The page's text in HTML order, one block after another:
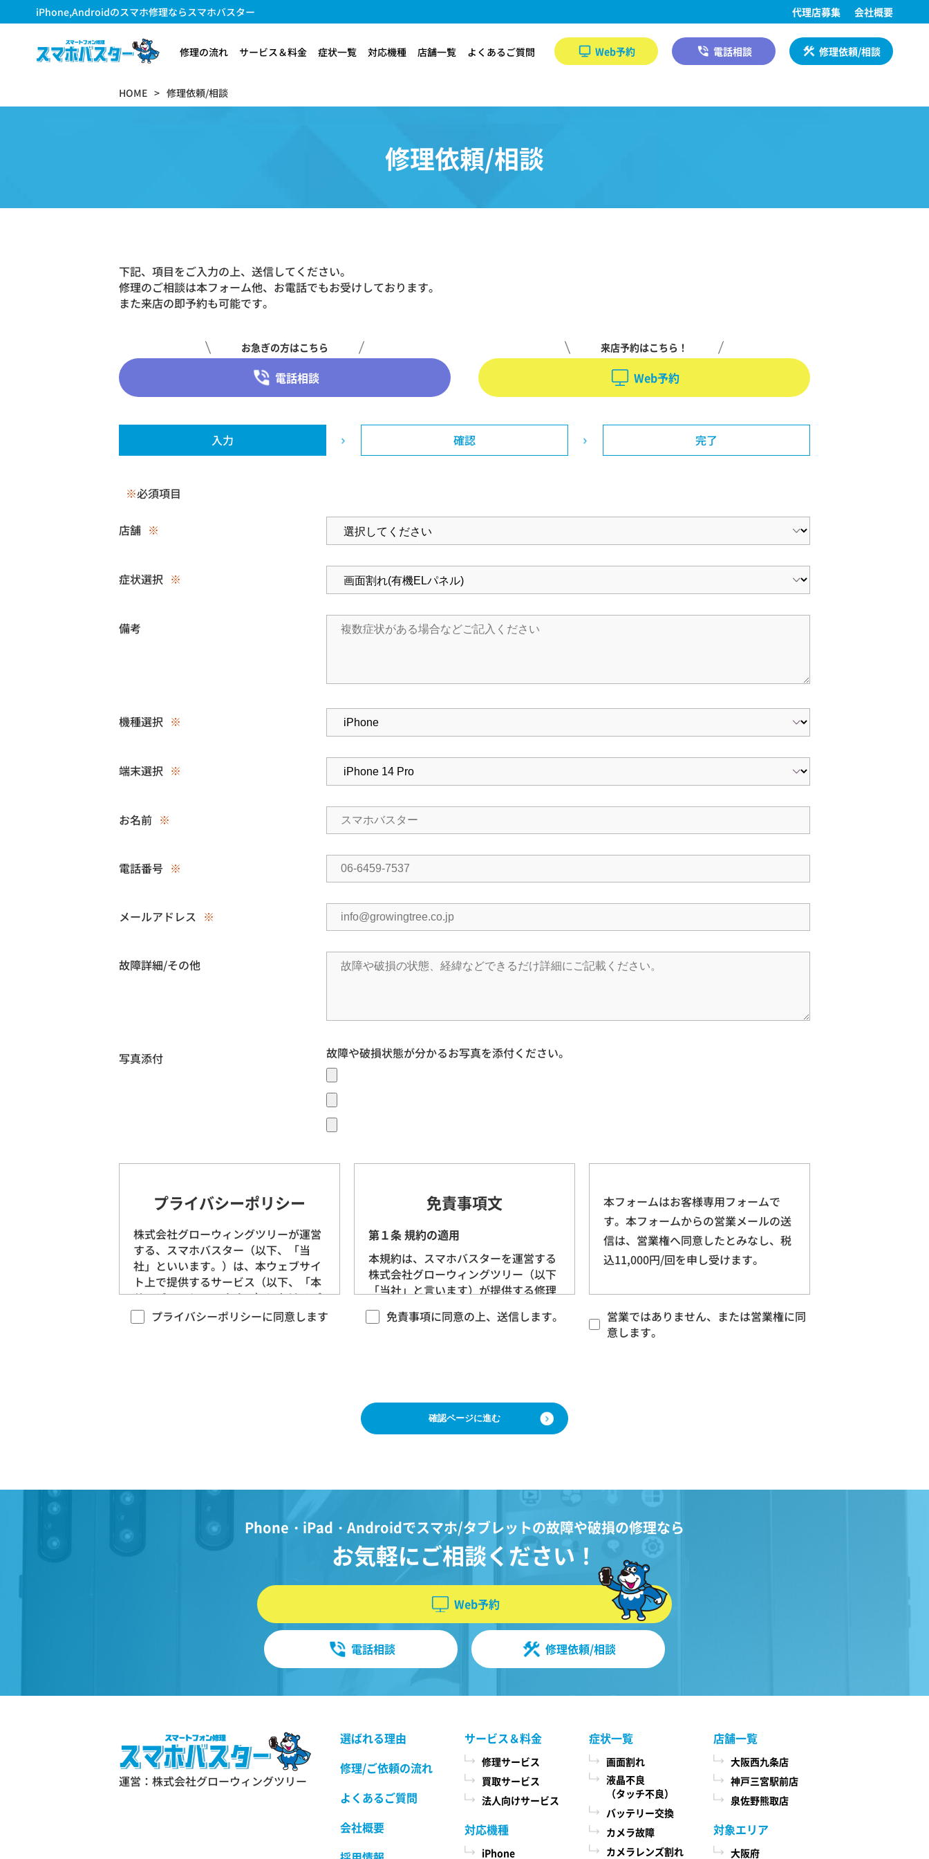
iPhone,Androidのスマホ修理ならスマホバスター 代理店募集 会社概要
修理の流れ サービス＆料金 症状一覧 対応機種 店舗一覧 よくあるご質問 Web予約 電話相談 修理依頼/相談
HOME 修理依頼/相談
修理依頼/相談
下記、項目をご入力の上、送信してください。
修理のご相談は本フォーム他、お電話でもお受けしております。
また来店の即予約も可能です。
お急ぎの方はこちら
電話相談
来店予約はこちら！
Web予約
入力 確認 完了
※必須項目
店舗 ※
症状選択 ※
備考
機種選択 ※
端末選択 ※
お名前 ※
電話番号 ※
メールアドレス ※
故障詳細/その他
写真添付 故障や破損状態が分かるお写真を添付ください。
プライバシーポリシー
株式会社グローウィングツリーが運営
する、スマホバスター（以下、「当
社」といいます。）は、本ウェブサイ
ト上で提供するサービス（以下、「本
サービス」といいます。）におけるプ
ライバシー情報の取扱いについて、以
下のとおりプライバシーポリシー（以
する個人に関する情報であって、当
住所、電話番号、連絡先その他の記
述等により特定の個人を識別できる
プライバシー情報のうち「履歴情報
および特性情報」とは、上記に定め
る「個人情報」以外のものをいい、
ご利用いただいたサービスやご購入
いただいた商品、ご覧になったペー
号や性別、職業、年齢、ユーザーの
IPアドレス、クッキー情報、位置情
報、端末の個体識別情報などを指し
プライバシーポリシーに同意します
免責事項文
第１条 規約の適用
本規約は、スマホバスターを運営する
株式会社グローウィングツリー（以下
「当社」と言います）が提供する修理
サービス（以下「本サービス」と言い
ます）に適用される基本的な条件を定
をご利用くださいますようお願いいた
約は、お客様が修理をご希望になる携
帯電話（以下「修理依頼品」と言いま
す）について、当社各店舗、当社ホー
ムページその他でご案内する当社所定
の方法により本サービスをお申込みに
サービス提供の可否等を確認の後、当
社がお客様のご依頼を承諾することを
もって成立するものとします。 当社
は、本規約に定める場合のほか、お客
様のご依頼の内容、時期、方法、依頼
サービスを提供できない場合があり、
さい。
当社は、お客様の携帯電話が故障した
場合、その機能・性能を修復・維持す
ることを目的として、本サービスを提
供致します。お客様の利用目的や機
免責事項に同意の上、送信します。
本フォームはお客様専用フォームで
す。本フォームからの営業メールの送
信は、営業権へ同意したとみなし、税
込11,000円/回を申し受けます。
営業ではありません、または営業権に同
意します。
Phone・iPad・Androidでスマホ/タブレットの故障や破損の修理なら
お気軽にご相談ください！
Web予約
電話相談 修理依頼/相談
運営：株式会社グローウィングツリー
選ばれる理由
修理/ご依頼の流れ
よくあるご質問
会社概要
サービス＆料金
修理サービス
買取サービス
法人向けサービス
対応機種
iPhone
症状一覧
画面割れ
液晶不良
（タッチ不良）
バッテリー交換
カメラ故障
カメラレンズ割れ
店舗一覧
大阪西九条店
神戸三宮駅前店
泉佐野熊取店
対象エリア
大阪府